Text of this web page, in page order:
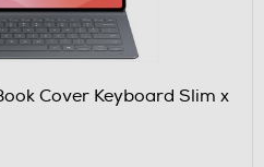
Cover Keyboard Slim x